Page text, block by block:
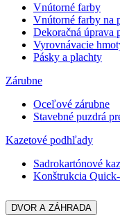
Vnútorné farby
Vnútorné farby na
Dekoračná úprava
Vyrovnávacie
Pásky a plachty
Zárubne
Oceľové zárubne
Stavebné puzdrá
Kazetové podhľady
Sadrokartónové
Konštrukcia
DVOR A ZÁHRADA